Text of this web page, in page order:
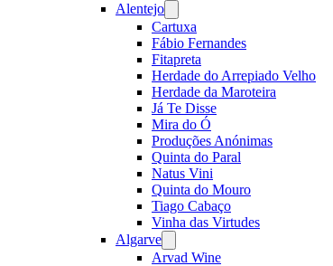
Alentejo
menu
Cartuxa
Fábio Fernandes
Fitapreta
Herdade do Arrepiado Velho
Herdade da Maroteira
Já Te Disse
Mira do Ó
Produções Anónimas
Quinta do Paral
Natus Vini
Quinta do Mouro
Tiago Cabaço
Vinha das Virtudes
Algarve
menu
Arvad Wine